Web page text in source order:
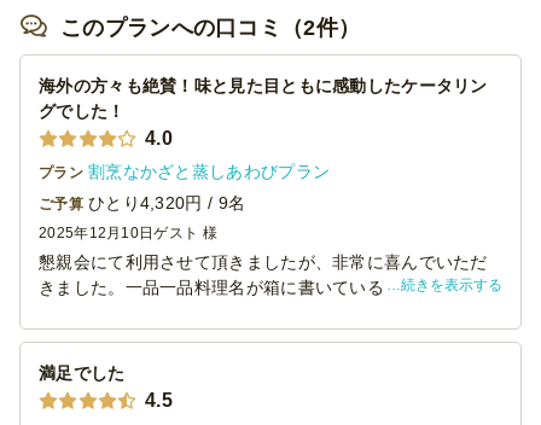
このプランへの口コミ（2件）
海外の方々も絶賛！味と見た目ともに感動したケータリン
グでした！
4.0
プラン 割烹なかざと蒸しあわびプラン
ご予算 ひとり4,320円 / 9名
2025年12月10日ゲスト 様
懇親会にて利用させて頂きましたが、非常に喜んでいただ
きました。一品一品料理名が箱に書いているのも丁寧で、
す。
続きを表示する
満足でした
4.5